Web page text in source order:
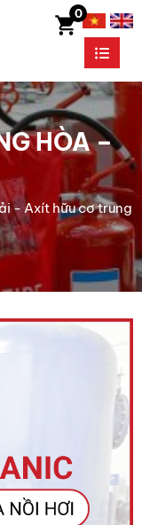
0
HÒA –
- Axít hữu cơ trung